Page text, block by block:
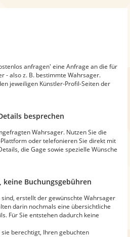
anfragen' eine Anfrage an die für
- also z. B. bestimmte Wahrsager.
jeweiligen Künstler-Profil-Seiten der
besprechen
Wahrsager. Nutzen Sie die
oder telefonieren Sie direkt mit
die Gage sowie spezielle Wünsche
Buchungsgebühren
erstellt der gewünschte Wahrsager
darin nochmals eine übersichtliche
Für Sie entstehen dadurch keine
berechtigt, Ihren gebuchten